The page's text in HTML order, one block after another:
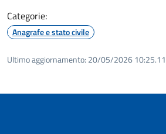
Categorie:
Anagrafe e stato civile
Ultimo aggiornamento: 20/05/2026 10:25.11